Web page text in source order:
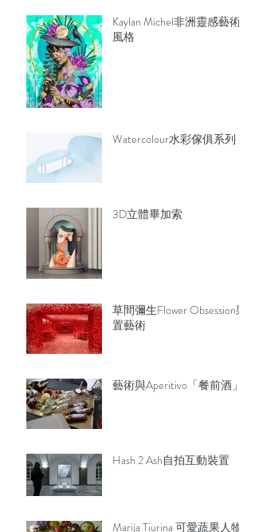
Kaylan Michel非洲靈感藝術
風格
Watercolour水彩傢俱系列
3D立體畢加索
草間彌生Flower Obsession裝
置藝術
藝術與Aperitivo「餐前酒」
Hash 2 Ash自拍互動裝置
Marija Tiurina 可愛蔬果人物